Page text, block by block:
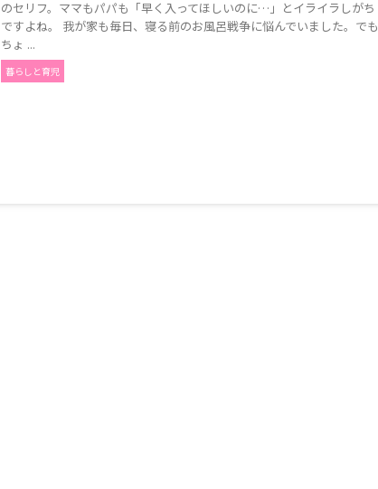
のセリフ。ママもパパも「早く入ってほしいのに…」とイライラしがち
ですよね。 我が家も毎日、寝る前のお風呂戦争に悩んでいました。でも
ちょ ...
暮らしと育児